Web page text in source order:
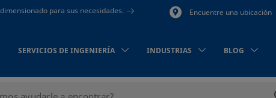
para sus necesidades. Encuentre una ubicación
SERVICIOS DE INGENIERÍA INDUSTRIAS BLOG